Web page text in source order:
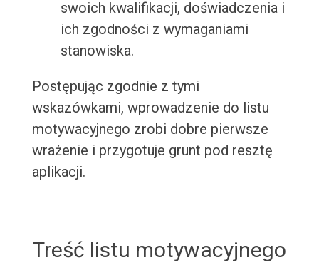
swoich kwalifikacji, doświadczenia i
ich zgodności z wymaganiami
stanowiska.
Postępując zgodnie z tymi
wskazówkami, wprowadzenie do listu
motywacyjnego zrobi dobre pierwsze
wrażenie i przygotuje grunt pod resztę
aplikacji.
Treść listu motywacyjnego